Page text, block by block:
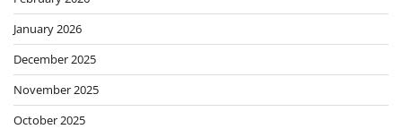
January 2026
December 2025
November 2025
October 2025